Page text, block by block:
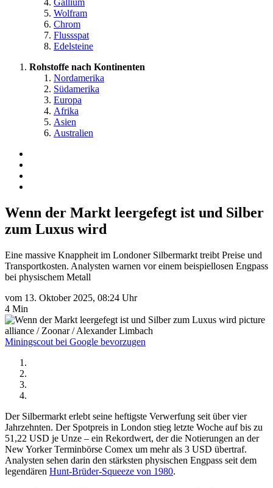
Gallium
Wolfram
Chrom
Flussspat
Edelsteine
Rohstoffe nach Kontinenten
Nordamerika
Südamerika
Europa
Afrika
Asien
Australien
Wenn der Markt leergefegt ist und Silber
zum Luxus wird
Eine massive Knappheit im Londoner Silbermarkt treibt Preise und
Transportkosten. Analysten warnen vor einem beispiellosen Engpass
bei physischem Metall
vom 13. Oktober 2025, 08:24 Uhr
4 Min
picture
alliance / Zoonar / Alexander Limbach
Miningscout bei Google bevorzugen
Der Silbermarkt erlebt seine heftigste Verwerfung seit über vier
Jahrzehnten. Der Spotpreis in London stieg letzte Woche auf bis zu
51,22 USD je Unze – ein Rekordwert, der die Notierungen an der
New Yorker Terminbörse Comex um mehr als 3 USD übertraf.
Analysten sehen darin den stärksten physischen Engpass seit dem
legendären Hunt-Brüder-Squeeze von 1980.